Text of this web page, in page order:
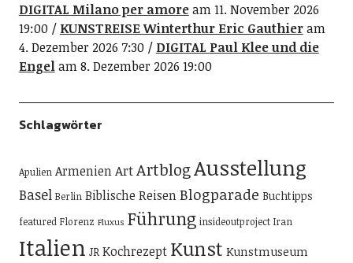
DIGITAL Milano per amoream 11. November 2026
19:00
KUNSTREISE Winterthur Eric Gauthieram
4. Dezember 2026 7:30
DIGITAL Paul Klee und die
Engelam 8. Dezember 2026 19:00
Schlagwörter
Apulien ArmenienArtArtblogAusstellung
Basel Berlin Biblische ReisenBlogparade Buchtipps
featured Florenz Fluxus Führung insideoutproject Iran
Italien JR Kochrezept Kunst Kunstmuseum